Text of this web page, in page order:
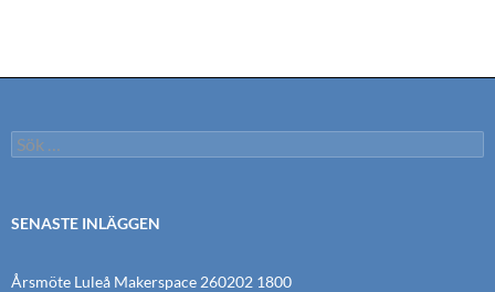
Sök
efter:
SENASTE INLÄGGEN
Årsmöte Luleå Makerspace 260202 1800